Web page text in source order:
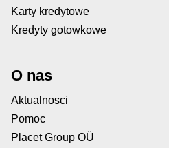
Karty kredytowe
Kredyty gotowkowe
O nas
Aktualnosci
Pomoc
Placet Group OÜ